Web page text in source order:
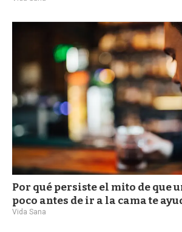
Por qué persiste el mito de que
poco antes de ir a la cama te
Vida Sana